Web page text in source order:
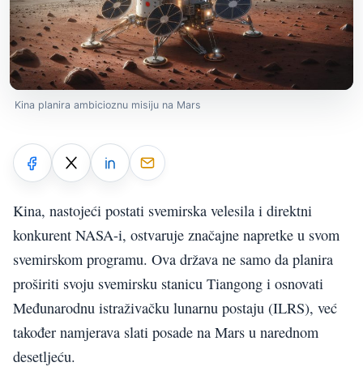
Kina planira ambicioznu misiju na Mars
Kina, nastojeći postati svemirska velesila i direktni
konkurent NASA-i, ostvaruje značajne napretke u svom
svemirskom programu. Ova država ne samo da planira
proširiti svoju svemirsku stanicu Tiangong i osnovati
Međunarodnu istraživačku lunarnu postaju (ILRS), već
također namjerava slati posade na Mars u narednom
desetljeću.